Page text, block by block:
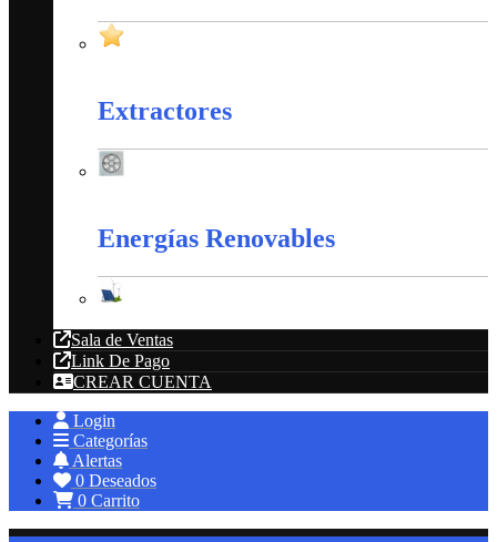
Extractores
Energías Renovables
Sala de Ventas
Link De Pago
CREAR CUENTA
Login
Categorías
Alertas
0 Deseados
0 Carrito